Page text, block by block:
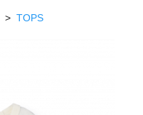
> TOPS